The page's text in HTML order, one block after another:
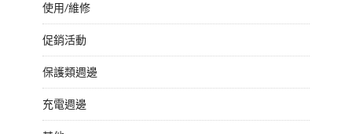
使用/維修
促銷活動
保護類週邊
充電週邊